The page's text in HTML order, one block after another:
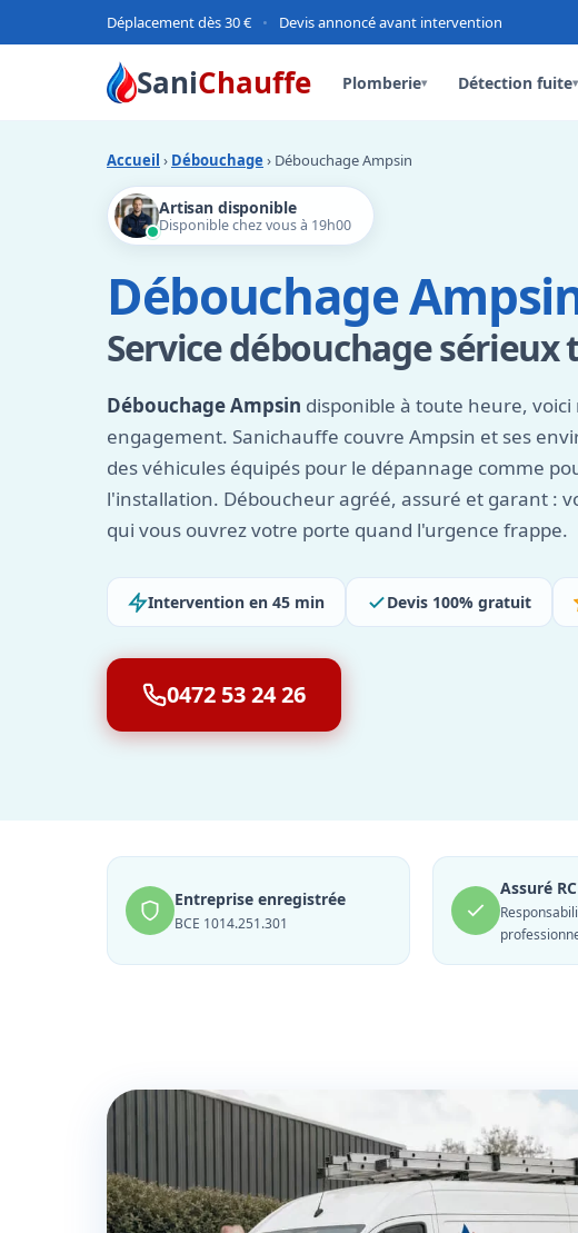
Déplacement dès 30 € • Devis annoncé avant intervention
SaniChauffe Plomberie▾ Détection fuite▾
Accueil › Débouchage › Débouchage Ampsin
Artisan disponible
Disponible chez vous à 19h00
Débouchage
Service débouchage
Débouchage Ampsin disponible à toute heure, voici
engagement. Sanichauffe couvre Ampsin et ses
des véhicules équipés pour le dépannage comme
l'installation. Déboucheur agréé, assuré et garant :
qui vous ouvrez votre porte quand l'urgence frappe.
Intervention en 45 min Devis 100% gratuit
0472 53 24 26
Entreprise enregistrée
BCE 1014.251.301
Assuré